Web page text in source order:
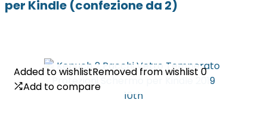
per Kindle (confezione da 2)
Added to wishlistRemoved from wishlist 0
Add to compare
Added to wishlistRemoved from wishlist 0
Add to compare